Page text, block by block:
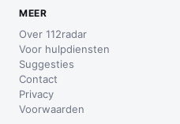
MEER
Over 112radar
Voor hulpdiensten
Suggesties
Contact
Privacy
Voorwaarden